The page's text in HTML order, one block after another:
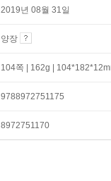
2019년 08월 31일
양장
104쪽 | 162g |
9788972751175
8972751170